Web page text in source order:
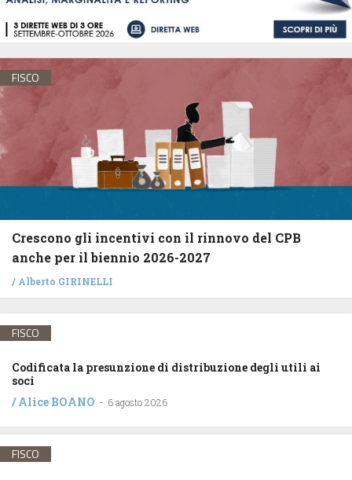
FISCO
Crescono gli incentivi con il rinnovo del CPB
anche per il biennio 2026-2027
/ Alberto GIRINELLI
FISCO
Codificata la presunzione di distribuzione degli utili ai
soci
/Alice BOANO - 6 agosto 2026
FISCO